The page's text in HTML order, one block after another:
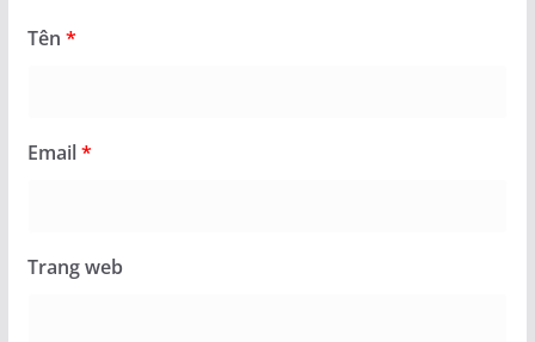
Tên *
Email*
Trang web